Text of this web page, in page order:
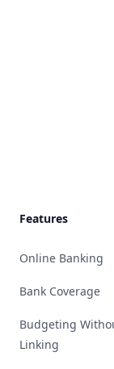
Features
Online Banking
Bank Coverage
Budgeting
Linking